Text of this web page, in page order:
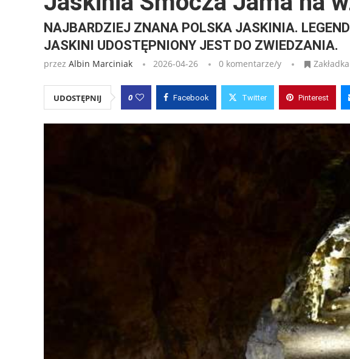
NAJBARDZIEJ ZNANA POLSKA JASKINIA.
JASKINI UDOSTĘPNIONY JEST DO ZWIEDZANIA.
przez Albin Marciniak 2026-04-26 0 komentarze/y Zakładka
UDOSTĘPNIJ 0 Facebook Twitter Pinterest